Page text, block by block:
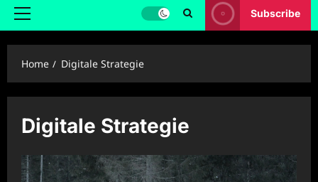
Primary
Subscribe
Home Digitale Strategie
Digitale Strategie